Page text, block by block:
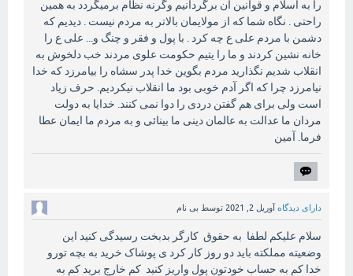
را به اسلام و قوانین آن برگردانیم وگرنه نظام برمیگردد به همین
راحتی . نگاه شما که از مولایمان بالاتر به مردم نیست . دیدیم که
دشمن با مردم علی ع چه کرد . با پول و فقر و چنگ و... علی ع را
خانه نشین کردند و ما را یتیم حکومت علوی مردند خب دلخوش به
انقلاب شدیم نگذارید مردم بگوین خدا پدر سشاه را بیامرزد که خدا
نیامرزد چرا که اگر آدم خوبی بود ما انقلاب نیکردیم. حرف زیاد
است ولی برای هم گفتن دردی را دوا نمی کنند. خدایا به دولت
مردان ما عدالت به عالمان دینی ما بینائی و به مردم ما ایمان عطا
فرما. آمین
دارای دیدگاه آوریل 2, 2021 توسط بی نام
سلام علیکم لطفا به حقوق کارگر بدبخت رسیدگی کنید این
وضعیته مملکته باید دو روز کار کرد ی پوشاک خرید به بچه تورو
خدا کم به حساب خودتون پول واریز کنید کم خارج برید کم به